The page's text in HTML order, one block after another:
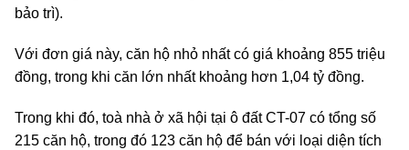
bảo trì).
Với đơn giá này, căn hộ nhỏ nhất có giá khoảng 855 triệu
đồng, trong khi căn lớn nhất khoảng hơn 1,04 tỷ đồng.
Trong khi đó, toà nhà ở xã hội tại ô đất CT-07 có tổng số
215 căn hộ, trong đó 123 căn hộ để bán với loại diện tích